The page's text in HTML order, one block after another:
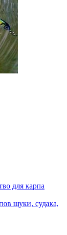
для карпа
щуки, судака,